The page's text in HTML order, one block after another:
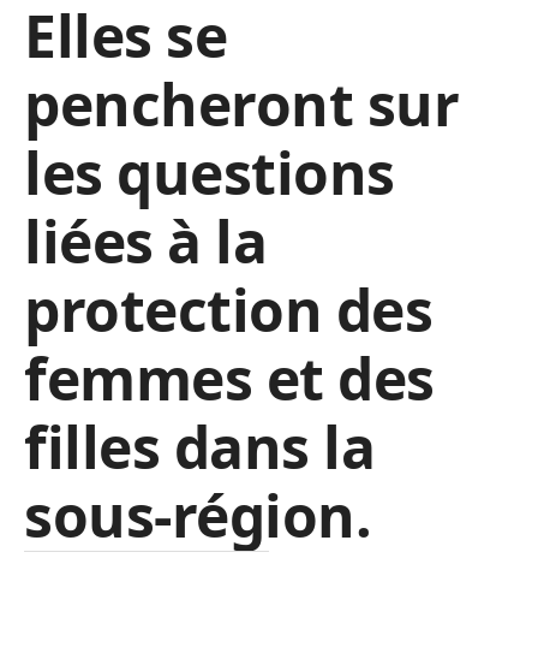
Elles se
pencheront sur
les questions
liées à la
protection des
femmes et des
filles dans la
sous-région.